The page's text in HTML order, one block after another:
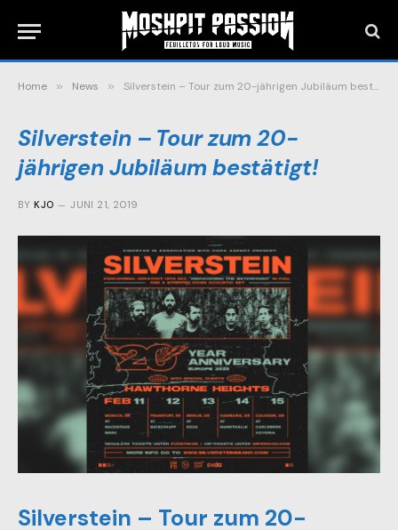
Home » News » Silverstein – Tour zum 20-jährigen Jubiläum bestätigt!
Silverstein – Tour zum 20-
jährigen Jubiläum bestätigt!
BY KJO JUNI 21, 2019
Silverstein – Tour zum 20-